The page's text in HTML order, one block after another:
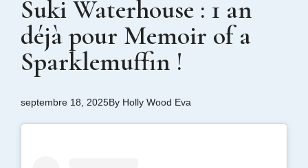
Suki Waterhouse : 1 an
déjà pour Memoir of a
Sparklemuffin !
septembre 18, 2025By Holly Wood Eva